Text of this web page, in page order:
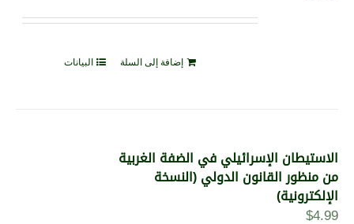
إضافة إلى السلة البيانات
الاستيطان الإسرائيلي في الضفة الغربية
من منظور القانون الدولي (النسخة
الإلكترونية)
$4.99